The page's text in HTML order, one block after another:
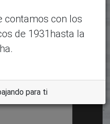
contamos con los
de 1931hasta la
para ti